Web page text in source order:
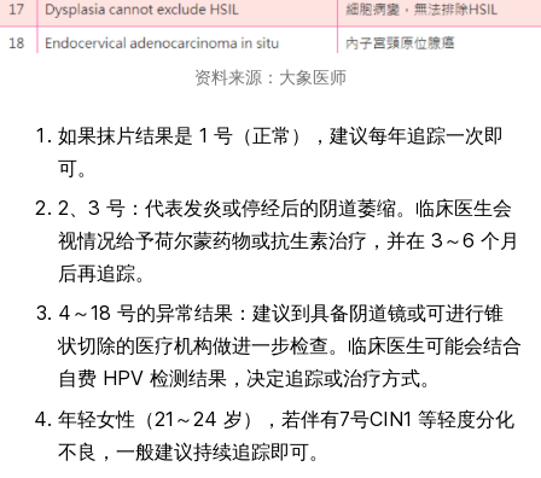
资料来源：大象医师
如果抹片结果是 1 号（正常），建议每年追踪一次即
可。
2、3 号：代表发炎或停经后的阴道萎缩。临床医生会
视情况给予荷尔蒙药物或抗生素治疗，并在 3～6 个月
后再追踪。
4～18 号的异常结果：建议到具备阴道镜或可进行锥
状切除的医疗机构做进一步检查。临床医生可能会结合
自费 HPV 检测结果，决定追踪或治疗方式。
年轻女性（21～24 岁），若伴有7号CIN1 等轻度分化
不良，一般建议持续追踪即可。